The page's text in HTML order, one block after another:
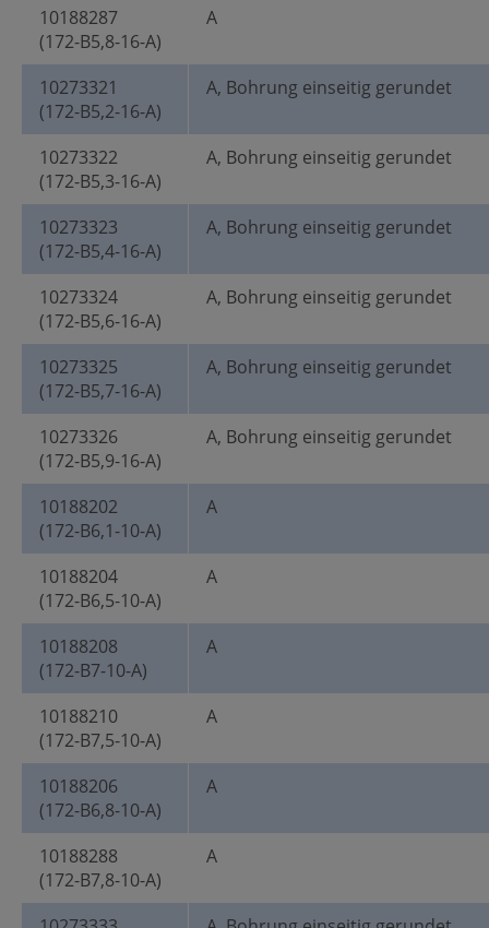
10188287
(172-B5,8-16-A)
A
10273321
(172-B5,2-16-A)
A, Bohrung einseitig gerundet
10273322
(172-B5,3-16-A)
A, Bohrung einseitig gerundet
10273323
(172-B5,4-16-A)
A, Bohrung einseitig gerundet
10273324
(172-B5,6-16-A)
A, Bohrung einseitig gerundet
10273325
(172-B5,7-16-A)
A, Bohrung einseitig gerundet
10273326
(172-B5,9-16-A)
A, Bohrung einseitig gerundet
10188202
(172-B6,1-10-A)
A
10188204
(172-B6,5-10-A)
A
10188208
(172-B7-10-A)
A
10188210
(172-B7,5-10-A)
A
10188206
(172-B6,8-10-A)
A
10188288
(172-B7,8-10-A)
A